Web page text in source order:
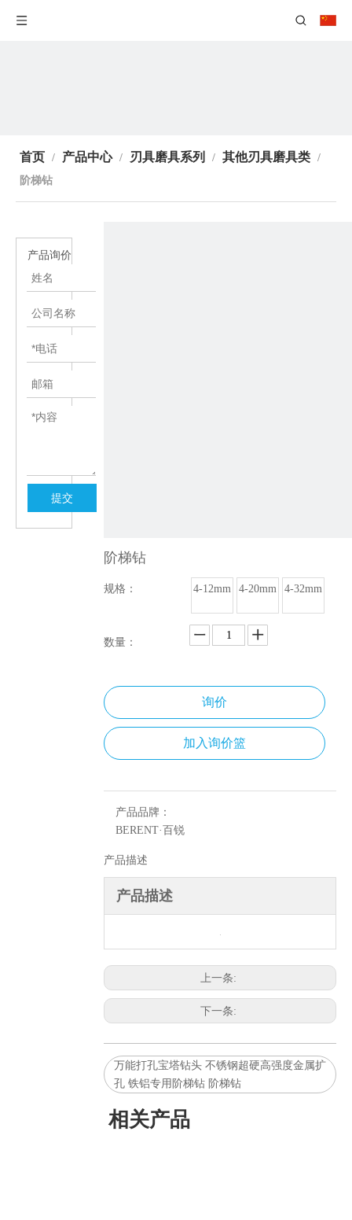
首页 / 产品中心 / 刃具磨具系列 / 其他刃具磨具类 /
阶梯钻
产品询价
提交
阶梯钻
规格： 4-12mm 4-20mm 4-32mm
数量：
询价
加入询价篮
产品品牌：
BERENT·百锐
产品描述
产品描述
上一条:
下一条:
万能打孔宝塔钻头 不锈钢超硬高强度金属扩
孔 铁铝专用阶梯钻 阶梯钻
相关产品